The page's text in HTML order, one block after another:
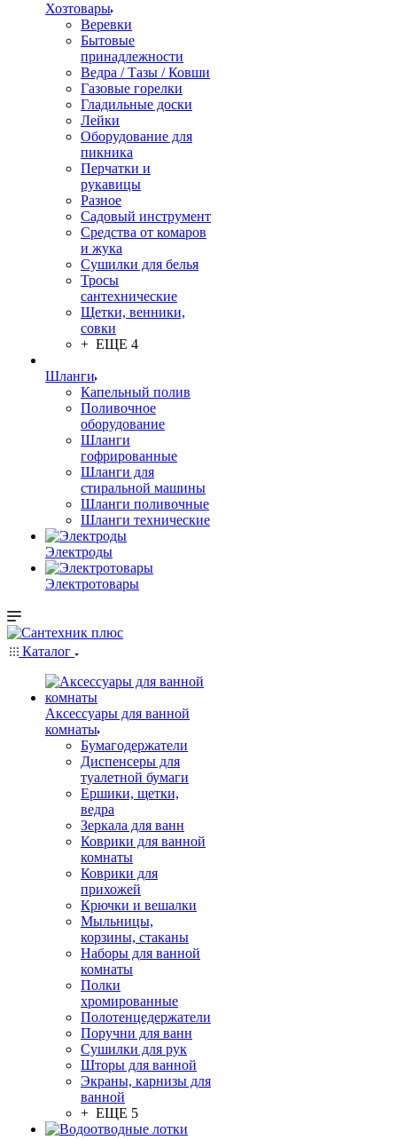
Хозтовары
Веревки
Бытовые
принадлежности
Ведра / Тазы / Ковши
Газовые горелки
Гладильные доски
Лейки
Оборудование для
пикника
Перчатки и
рукавицы
Разное
Садовый инструмент
Средства от комаров
и жука
Сушилки для белья
Тросы
сантехнические
Щетки, венники,
совки
+ ЕЩЕ 4
Шланги
Капельный полив
Поливочное
оборудование
Шланги
гофрированные
Шланги для
стиральной машины
Шланги поливочные
Шланги технические
Электроды
Электротовары
Каталог
Аксессуары для ванной
комнаты
Бумагодержатели
Диспенсеры для
туалетной бумаги
Ершики, щетки,
ведра
Зеркала для ванн
Коврики для ванной
комнаты
Коврики для
прихожей
Крючки и вешалки
Мыльницы,
корзины, стаканы
Наборы для ванной
комнаты
Полки
хромированные
Полотенцедержатели
Поручни для ванн
Сушилки для рук
Шторы для ванной
Экраны, карнизы для
ванной
+ ЕЩЕ 5